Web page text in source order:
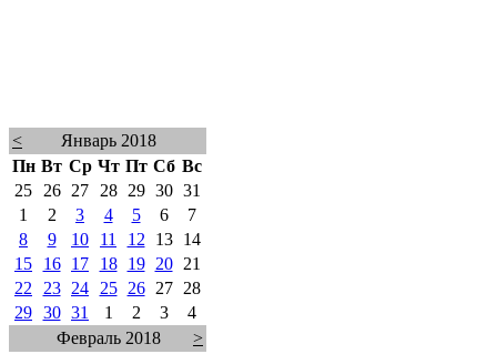
<
Январь 2018
Пн Вт Ср Чт Пт Сб Вс
25
26 27 28 29 30 31
1
2 3 4 5 6
7
8
9 10 11 12 13
14
15
16 17 18 19 20
21
22
23 24 25 26 27
28
29 30 31 1 2 3
4
Февраль 2018
>